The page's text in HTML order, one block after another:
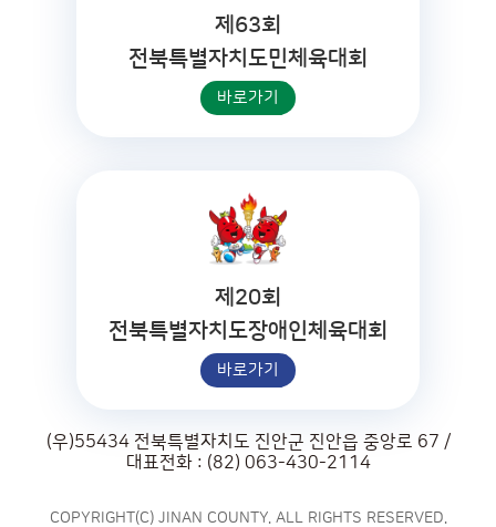
제63회
전북특별자치도민체육대회
바로가기
제20회
전북특별자치도장애인체육대회
바로가기
(우)55434 전북특별자치도 진안군 진안읍 중앙로 67 /
대표전화 : (82) 063-430-2114
COPYRIGHT(C) JINAN COUNTY. ALL RIGHTS RESERVED.